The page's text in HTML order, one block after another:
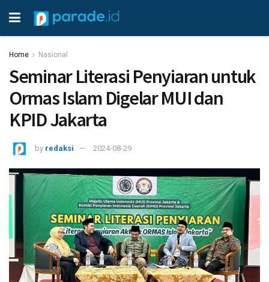
Home Nasional
Seminar Literasi Penyiaran untuk
Ormas Islam Digelar MUI dan
KPID Jakarta
by redaksi 2024-08-29